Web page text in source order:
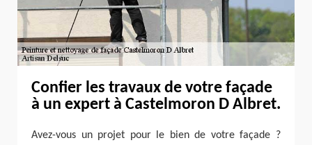
Confier les travaux de votre façade
à un expert à Castelmoron D Albret.
Avez-vous un projet pour le bien de votre façade ?